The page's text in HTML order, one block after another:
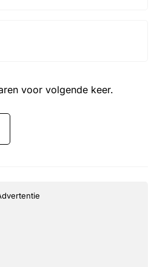
voor volgende keer.